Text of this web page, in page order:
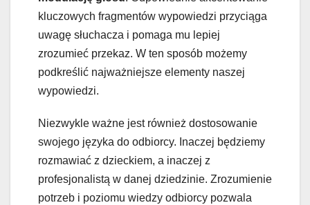
kluczowych fragmentów wypowiedzi przyciąga
uwagę słuchacza i pomaga mu lepiej
zrozumieć przekaz. W ten sposób możemy
podkreślić najważniejsze elementy naszej
wypowiedzi.
Niezwykle ważne jest również dostosowanie
swojego języka do odbiorcy. Inaczej będziemy
rozmawiać z dzieckiem, a inaczej z
profesjonalistą w danej dziedzinie. Zrozumienie
potrzeb i poziomu wiedzy odbiorcy pozwala